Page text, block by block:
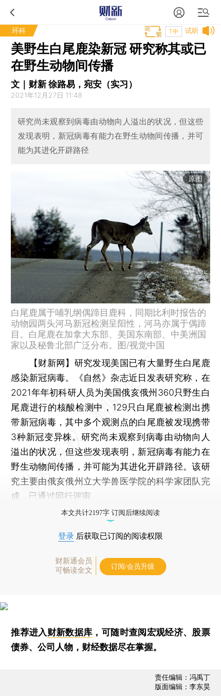
环科 试听
T中
美野生白尾鹿染新冠 研究称其或已
在野生动物间传播
文｜财新 徐路易，宛安（实习）
2021年12月27日 11:48
研究尚未观察到病毒由动物向人溢出的状况，但这些
发现表明，新冠病毒有能力在野生动物间传播，并可
能为其进化开辟路径
原图
白尾鹿属于哺乳纲偶蹄目鹿科，同期比利时报告的
动物园两头河马新冠检测呈阳性，河马亦属于偶蹄
目。白尾鹿在加拿大东部、美国东南部、中美洲国
家以及秘鲁北部广泛分布。图/视觉中国
【财新网】 研究发现美国已有大量野生白尾鹿
感染新冠病毒。《自然》杂志近日发表研究称，在
2021年年初科研人员为美国俄亥俄州360只野生白
尾鹿进行的核酸检测中，129只白尾鹿被检测出携
带新冠病毒，其中多个观测点的白尾鹿被发现携带
3种新冠变异株。研究尚未观察到病毒由动物向人
溢出的状况，但这些发现表明，新冠病毒有能力在
野生动物间传播，并可能为其进化开辟路径。该研
究主要由俄亥俄州立大学兽医学院的科学家团队完
成，已通过同行评审。
本文共计2197字 订阅后继续阅读
登录 后获取已订阅的阅读权限
财新通会员
可畅读全文
订阅/会员升级
推荐进入财新数据库 ，可随时查阅宏观经济、股票
债券、公司人物，财经数据尽在掌握。
责任编辑：冯禹丁
版面编辑：李东昊